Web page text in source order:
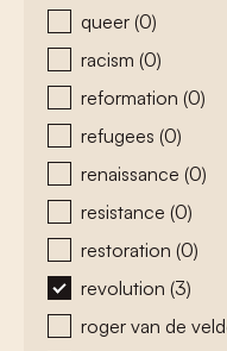
queer (0)
racism (0)
reformation (0)
refugees (0)
renaissance (0)
resistance (0)
restoration (0)
revolution (3)
roger van de